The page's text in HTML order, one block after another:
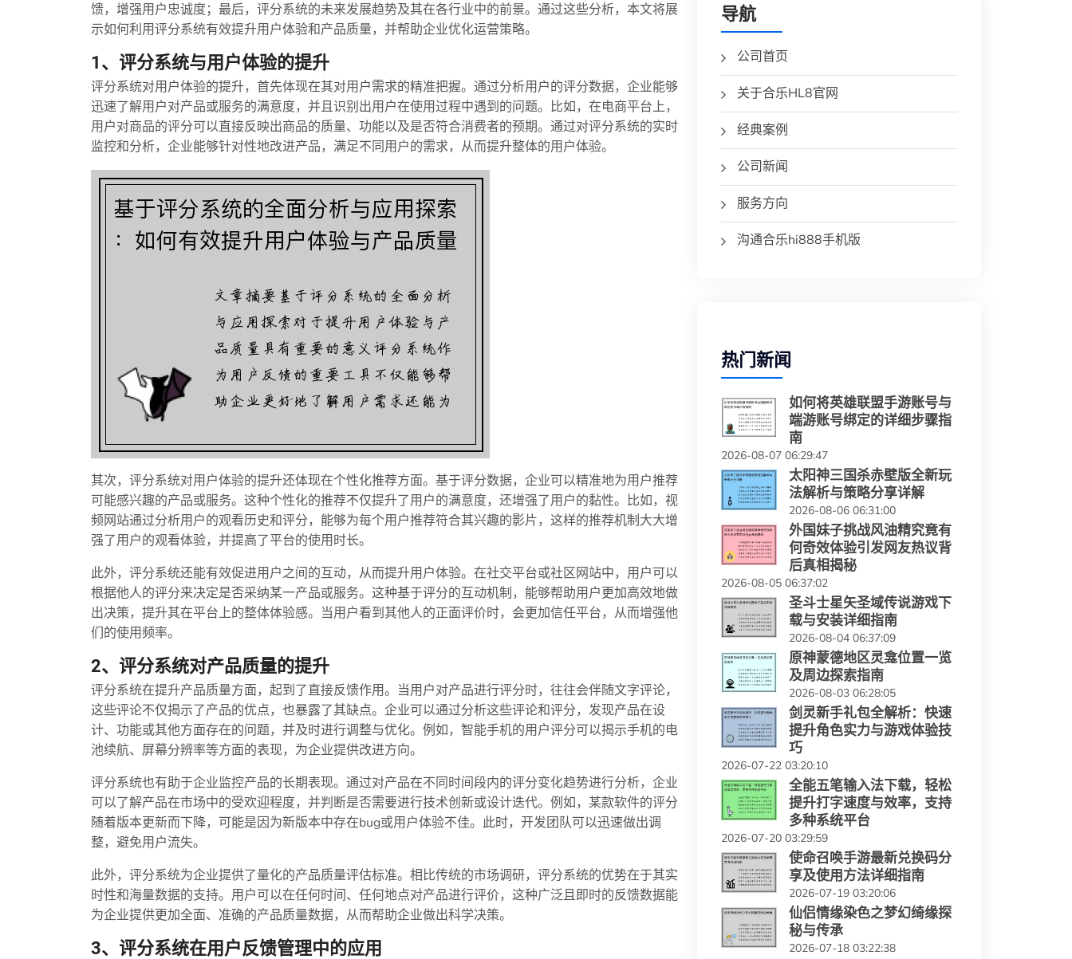
馈，增强用户忠诚度；最后，评分系统的未来发展趋势及其在各行业中的前景。通过这些分析，本文将展
示如何利用评分系统有效提升用户体验和产品质量，并帮助企业优化运营策略。
1、评分系统与用户体验的提升
评分系统对用户体验的提升，首先体现在其对用户需求的精准把握。通过分析用户的评分数据，企业能够
迅速了解用户对产品或服务的满意度，并且识别出用户在使用过程中遇到的问题。比如，在电商平台上，
用户对商品的评分可以直接反映出商品的质量、功能以及是否符合消费者的预期。通过对评分系统的实时
监控和分析，企业能够针对性地改进产品，满足不同用户的需求，从而提升整体的用户体验。
其次，评分系统对用户体验的提升还体现在个性化推荐方面。基于评分数据，企业可以精准地为用户推荐
可能感兴趣的产品或服务。这种个性化的推荐不仅提升了用户的满意度，还增强了用户的黏性。比如，视
频网站通过分析用户的观看历史和评分，能够为每个用户推荐符合其兴趣的影片，这样的推荐机制大大增
强了用户的观看体验，并提高了平台的使用时长。
此外，评分系统还能有效促进用户之间的互动，从而提升用户体验。在社交平台或社区网站中，用户可以
根据他人的评分来决定是否采纳某一产品或服务。这种基于评分的互动机制，能够帮助用户更加高效地做
出决策，提升其在平台上的整体体验感。当用户看到其他人的正面评价时，会更加信任平台，从而增强他
们的使用频率。
2、评分系统对产品质量的提升
评分系统在提升产品质量方面，起到了直接反馈作用。当用户对产品进行评分时，往往会伴随文字评论，
这些评论不仅揭示了产品的优点，也暴露了其缺点。企业可以通过分析这些评论和评分，发现产品在设
计、功能或其他方面存在的问题，并及时进行调整与优化。例如，智能手机的用户评分可以揭示手机的电
池续航、屏幕分辨率等方面的表现，为企业提供改进方向。
评分系统也有助于企业监控产品的长期表现。通过对产品在不同时间段内的评分变化趋势进行分析，企业
可以了解产品在市场中的受欢迎程度，并判断是否需要进行技术创新或设计迭代。例如，某款软件的评分
随着版本更新而下降，可能是因为新版本中存在bug或用户体验不佳。此时，开发团队可以迅速做出调
整，避免用户流失。
此外，评分系统为企业提供了量化的产品质量评估标准。相比传统的市场调研，评分系统的优势在于其实
时性和海量数据的支持。用户可以在任何时间、任何地点对产品进行评价，这种广泛且即时的反馈数据能
为企业提供更加全面、准确的产品质量数据，从而帮助企业做出科学决策。
3、评分系统在用户反馈管理中的应用
导航
公司首页
关于合乐HL8官网
经典案例
公司新闻
服务方向
沟通合乐hi888手机版
热门新闻
如何将英雄联盟手游账号与
端游账号绑定的详细步骤指
南
2026-08-07 06:29:47
太阳神三国杀赤壁版全新玩
法解析与策略分享详解
2026-08-06 06:31:00
外国妹子挑战风油精究竟有
何奇效体验引发网友热议背
后真相揭秘
2026-08-05 06:37:02
圣斗士星矢圣域传说游戏下
载与安装详细指南
2026-08-04 06:37:09
原神蒙德地区灵龛位置一览
及周边探索指南
2026-08-03 06:28:05
剑灵新手礼包全解析：快速
提升角色实力与游戏体验技
巧
2026-07-22 03:20:10
全能五笔输入法下载，轻松
提升打字速度与效率，支持
多种系统平台
2026-07-20 03:29:59
使命召唤手游最新兑换码分
享及使用方法详细指南
2026-07-19 03:20:06
仙侣情缘染色之梦幻绮缘探
秘与传承
2026-07-18 03:22:38